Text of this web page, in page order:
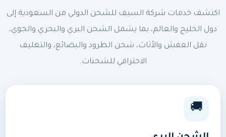
اكتشف خدمات شركة السيف للشحن الدولي من السعودية إلى
دول الخليج والعالم، بما يشمل الشحن البري والبحري والجوي،
نقل العفش والأثاث، شحن الطرود والبضائع، والتغليف
الاحترافي للشحنات.
🚚